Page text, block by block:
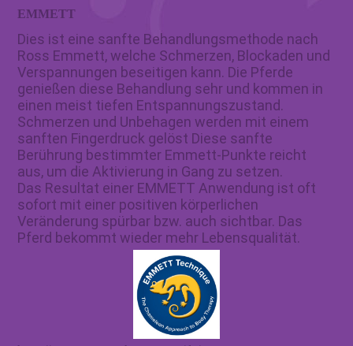
EMMETT
Dies ist eine sanfte Behandlungsmethode nach
Ross Emmett, welche Schmerzen, Blockaden und
Verspannungen beseitigen kann. Die Pferde
genießen diese Behandlung sehr und kommen in
einen meist tiefen Entspannungszustand.
Schmerzen und Unbehagen werden mit einem
sanften Fingerdruck gelöst Diese sanfte
Berührung bestimmter Emmett-Punkte reicht
aus, um die Aktivierung in Gang zu setzen.
Das Resultat einer EMMETT Anwendung ist oft
sofort mit einer positiven körperlichen
Veränderung spürbar bzw. auch sichtbar. Das
Pferd bekommt wieder mehr Lebensqualität.